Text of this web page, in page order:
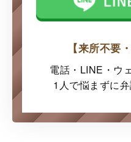
【来所不要
電話・LINE・ウ
1人で悩まずに